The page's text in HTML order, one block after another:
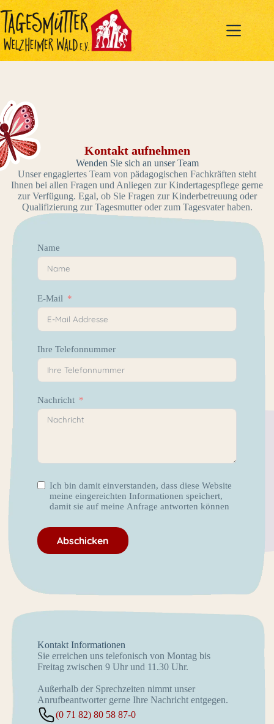
Zum
Inhalt
springen
Kontakt aufnehmen
Wenden Sie sich an unser Team
Unser engagiertes Team von pädagogischen Fachkräften steht
Ihnen bei allen Fragen und Anliegen zur Kindertagespflege gerne
zur Verfügung. Egal, ob Sie Fragen zur Kinderbetreuung oder
Qualifizierung zur Tagesmutter oder zum Tagesvater haben.
Name
E-Mail
Ihre Telefonnummer
Nachricht
Ich bin damit einverstanden, dass diese Website
meine eingereichten Informationen speichert,
damit sie auf meine Anfrage antworten können
Abschicken
Kontakt Informationen
Sie erreichen uns telefonisch von Montag bis
Freitag zwischen 9 Uhr und 11.30 Uhr.
Außerhalb der Sprechzeiten nimmt unser
Anrufbeantworter gerne Ihre Nachricht entgegen.
(0 71 82) 80 58 87-0